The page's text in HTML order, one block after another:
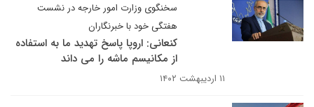
سخنگوی وزارت امور خارجه در نشست
هفتگی خود با خبرنگاران
کنعانی: اروپا پاسخ تهدید ما به استفاده
از مکانیسم ماشه را می داند
۱۱ اردیبهشت ۱۴۰۲